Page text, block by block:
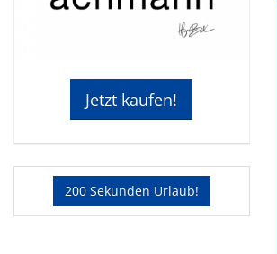
Jetzt kaufen!
200 Sekunden Urlaub!